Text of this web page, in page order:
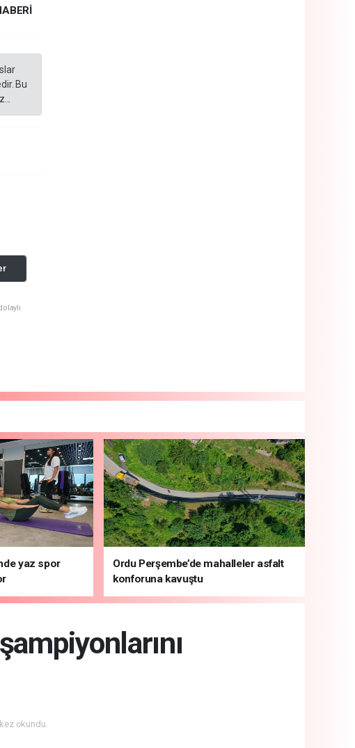
Bu
yaz spor
Ordu Perşembe’de mahalleler asfalt
konforuna kavuştu
okundu.